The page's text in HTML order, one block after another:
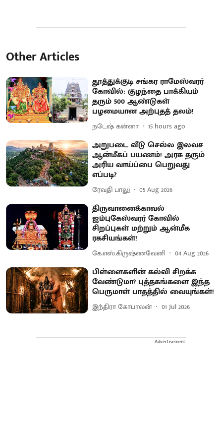
Other Articles
தூத்துக்குடி சங்கர ராமேஸ்வரர்
கோவில்: குழந்தை பாக்கியம்
தரும் 500 ஆண்டுகள்
பழமையான அற்புதத் தலம்!
நடேஷ் கன்னா 15 hours ago
அறுபடை வீடு செல்ல இலவச
ஆன்மீகப் பயணம்! அரசு தரும்
அரிய வாய்ப்பை பெறுவது
எப்படி?
ரேவதி பாலு 05 Aug 2026
திருவானைக்காவல்
ஜம்புகேஸ்வரர் கோவில்
சிறப்புகள் மற்றும் ஆன்மீக
ரகசியங்கள்!
கே.எஸ்.கிருஷ்ணவேனி 04 Aug 2026
பிள்ளைகளின் கல்வி சிறக்க
வேண்டுமா? புத்தகங்களை இந்த
பெருமாள் பாதத்தில் வையுங்கள்!
இந்திரா கோபாலன் 01 Jul 2026
Advertisement